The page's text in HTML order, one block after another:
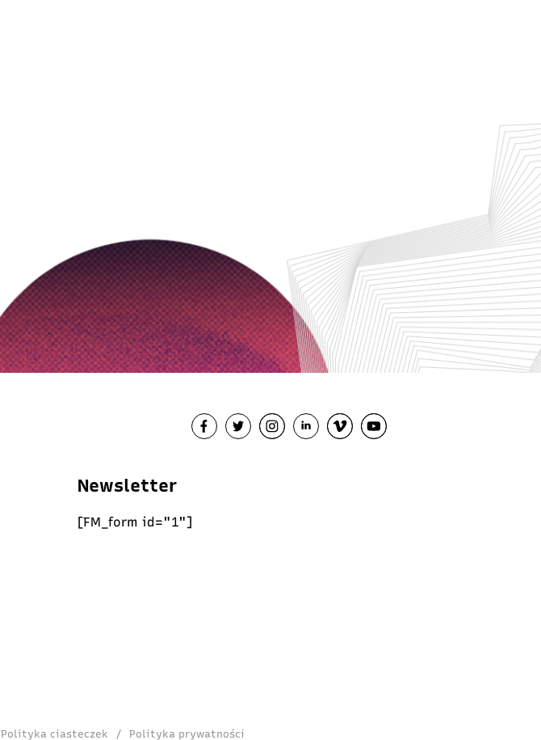
Newsletter
[FM_form id="1"]
Polityka ciasteczek / Polityka prywatności